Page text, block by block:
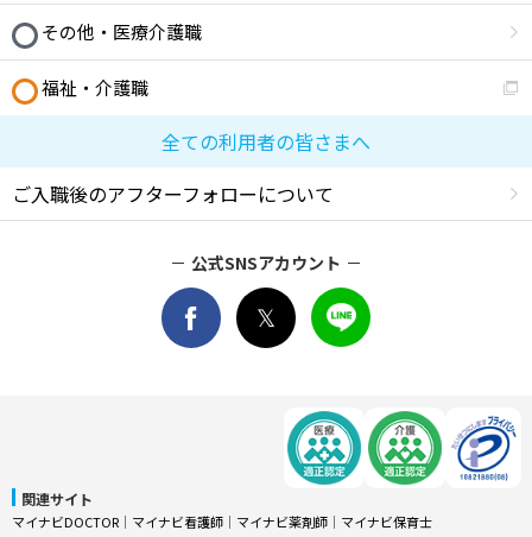
その他・医療介護職
福祉・介護職
全ての利用者の皆さまへ
ご入職後のアフターフォローについて
公式SNSアカウント
関連サイト
マイナビDOCTOR │ マイナビ看護師 │ マイナビ薬剤師 │ マイナビ保育士